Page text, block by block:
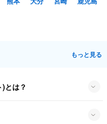
もっと見る
とは？